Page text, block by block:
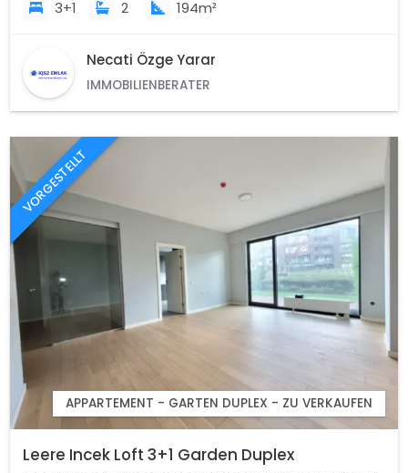
3+1 2 194m²
Necati Özge Yarar
IMMOBILIENBERATER
VORGESTELLT
APPARTEMENT - GARTEN DUPLEX - ZU VERKAUFEN
Leere Incek Loft 3+1 Garden Duplex